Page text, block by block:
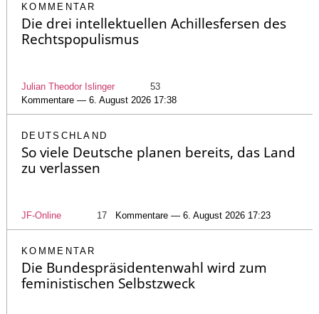
KOMMENTAR
Die drei intellektuellen Achillesfersen des
Rechtspopulismus
Julian Theodor Islinger
53
Kommentare — 6. August 2026 17:38
DEUTSCHLAND
So viele Deutsche planen bereits, das Land
zu verlassen
JF-Online 17 Kommentare — 6. August 2026 17:23
KOMMENTAR
Die Bundespräsidentenwahl wird zum
feministischen Selbstzweck